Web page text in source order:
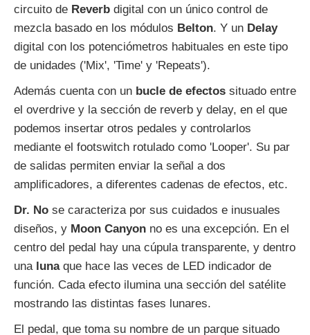
circuito de Reverb digital con un único control de
mezcla basado en los módulos Belton. Y un Delay
digital con los potenciómetros habituales en este tipo
de unidades ('Mix', 'Time' y 'Repeats').
Además cuenta con un bucle de efectos situado entre
el overdrive y la sección de reverb y delay, en el que
podemos insertar otros pedales y controlarlos
mediante el footswitch rotulado como 'Looper'. Su par
de salidas permiten enviar la señal a dos
amplificadores, a diferentes cadenas de efectos, etc.
Dr. No se caracteriza por sus cuidados e inusuales
diseños, y Moon Canyon no es una excepción. En el
centro del pedal hay una cúpula transparente, y dentro
una lunaque hace las veces de LED indicador de
función. Cada efecto ilumina una sección del satélite
mostrando las distintas fases lunares.
El pedal, que toma su nombre de un parque situado